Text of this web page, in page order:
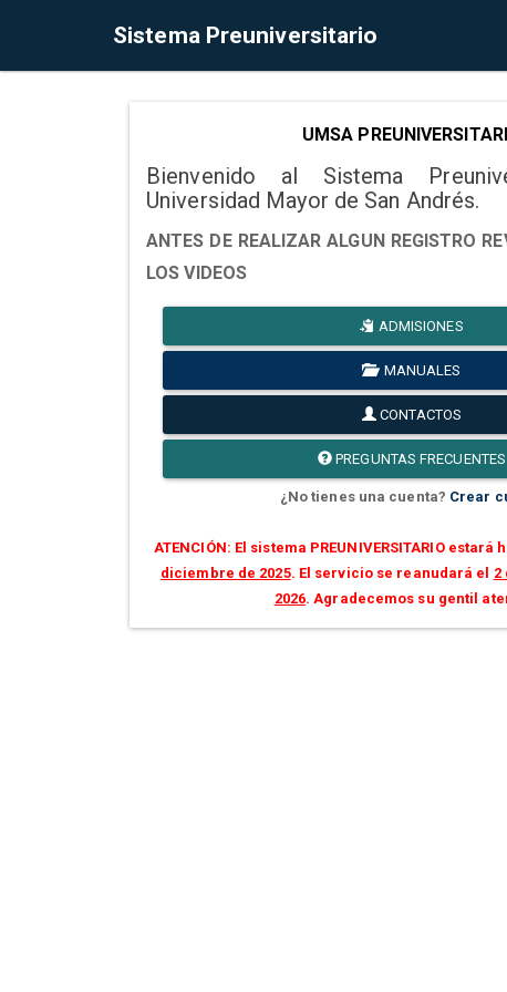
Sistema Preuniversitario
UMSA
Bienvenido al Sistema
Universidad Mayor de San Andrés.
ANTES DE REALIZAR ALGUN REGISTRO
LOS VIDEOS
ADMISIONES
MANUALES
CONTACTOS
PREGUNTAS FRECUENTES
¿No tienes una cuenta? Crear
ATENCIÓN: El sistema PREUNIVERSITARIO
diciembre de 2025. El servicio se reanudará el 2
2026. Agradecemos su gentil